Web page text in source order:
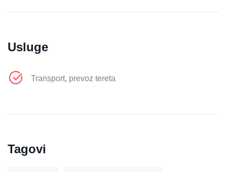
Usluge
Transport, prevoz tereta
Tagovi